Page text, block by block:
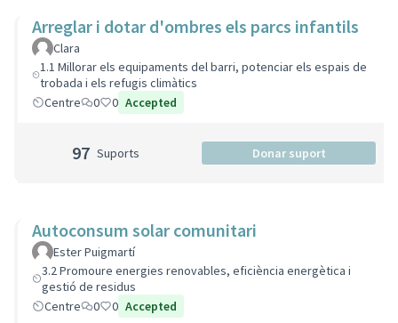
Arreglar i dotar d'ombres els parcs infantils
Clara
1.1 Millorar els equipaments del barri, potenciar els espais de
trobada i els refugis climàtics
Centre
0 0 Accepted
97 Suports Donar suport
Autoconsum solar comunitari
Ester Puigmartí
3.2 Promoure energies renovables, eficiència energètica i
gestió de residus
Centre
0 0 Accepted